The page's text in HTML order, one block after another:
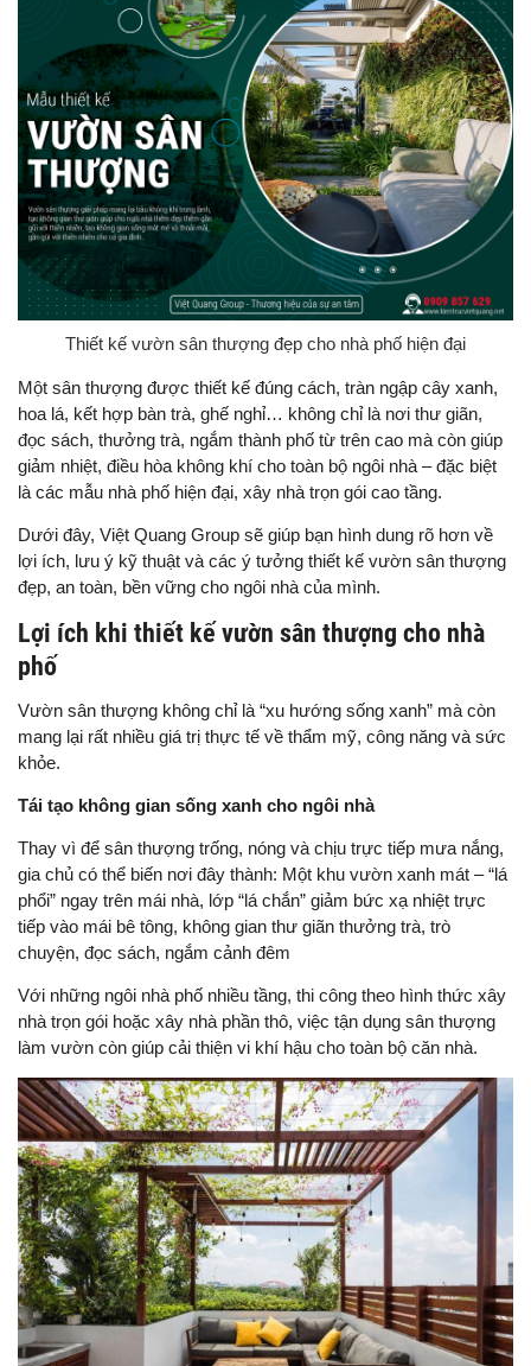
Thiết kế vườn sân thượng đẹp cho nhà phố hiện đại
Một sân thượng được thiết kế đúng cách, tràn ngập cây xanh,
hoa lá, kết hợp bàn trà, ghế nghỉ… không chỉ là nơi thư giãn,
đọc sách, thưởng trà, ngắm thành phố từ trên cao mà còn giúp
giảm nhiệt, điều hòa không khí cho toàn bộ ngôi nhà – đặc biệt
là các mẫu nhà phố hiện đại, xây nhà trọn gói cao tầng.
Dưới đây, Việt Quang Group sẽ giúp bạn hình dung rõ hơn về
lợi ích, lưu ý kỹ thuật và các ý tưởng thiết kế vườn sân thượng
đẹp, an toàn, bền vững cho ngôi nhà của mình.
Lợi ích khi thiết kế vườn sân thượng cho nhà
phố
Vườn sân thượng không chỉ là “xu hướng sống xanh” mà còn
mang lại rất nhiều giá trị thực tế về thẩm mỹ, công năng và sức
khỏe.
Tái tạo không gian sống xanh cho ngôi nhà
Thay vì để sân thượng trống, nóng và chịu trực tiếp mưa nắng,
gia chủ có thể biến nơi đây thành: Một khu vườn xanh mát – “lá
phổi” ngay trên mái nhà, lớp “lá chắn” giảm bức xạ nhiệt trực
tiếp vào mái bê tông, không gian thư giãn thưởng trà, trò
chuyện, đọc sách, ngắm cảnh đêm
Với những ngôi nhà phố nhiều tầng, thi công theo hình thức xây
nhà trọn gói hoặc xây nhà phần thô, việc tận dụng sân thượng
làm vườn còn giúp cải thiện vi khí hậu cho toàn bộ căn nhà.